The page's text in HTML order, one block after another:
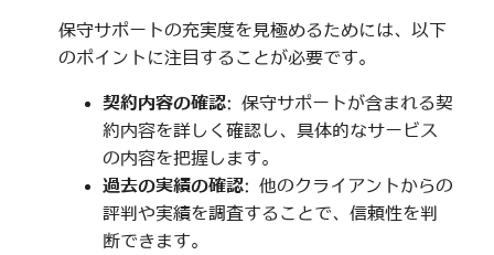
保守サポートの充実度を見極めるためには、以下
のポイントに注目することが必要です。
契約内容の確認: 保守サポートが含まれる契
約内容を詳しく確認し、具体的なサービス
の内容を把握します。
過去の実績の確認: 他のクライアントからの
評判や実績を調査することで、信頼性を判
断できます。